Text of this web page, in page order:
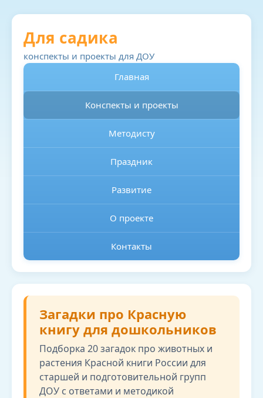
Для садика
конспекты и проекты для ДОУ
Главная
Конспекты и проекты
Методисту
Праздник
Развитие
О проекте
Контакты
Загадки про Красную
книгу для дошкольников
Подборка 20 загадок про животных и
растения Красной книги России для
старшей и подготовительной групп
ДОУ с ответами и методикой